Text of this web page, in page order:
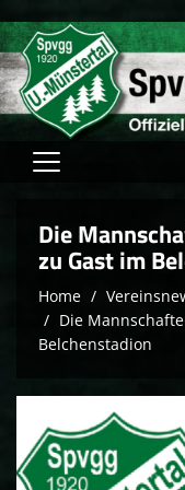
Verein
Fussball
Tischtennis
Schach
FAM
Die
zu Gast im
Home
Die
Belchenstadion